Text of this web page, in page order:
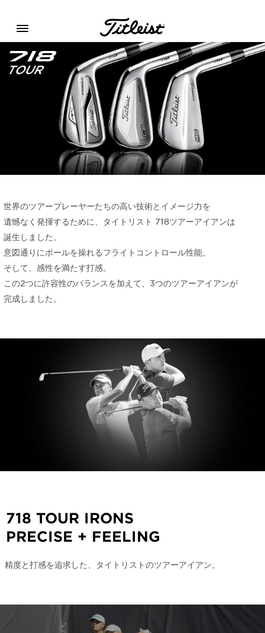
Menu
世界のツアープレーヤーたちの高い技術とイメージ力を
遺憾なく発揮するために、
タイトリスト 718ツアーアイアンは
誕生しました。
意図通りにボールを操れるフライトコントロール性能。
そして、感性を満たす打感。
この2つに許容性のバランスを加えて、 3つのツアーアイアンが
完成しました。
718 TOUR IRONS
PRECISE + FEELING
精度と打感を追求した、 タイトリストのツアーアイアン。